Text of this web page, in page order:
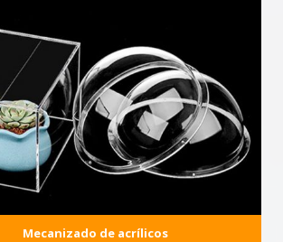
Mecanizado de acrílicos